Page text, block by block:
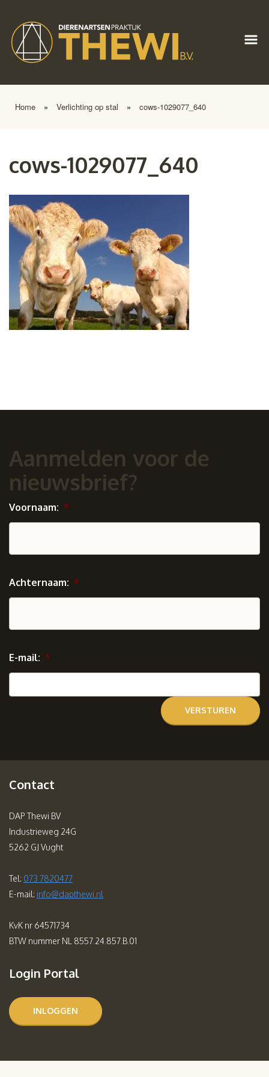
Home » Verlichting op stal » cows-1029077_640
cows-1029077_640
Aanmelden voor de
nieuwsbrief?
Voornaam: *
Achternaam: *
E-mail: *
Contact
DAP Thewi BV
Industrieweg 24G
5262 GJ Vught
Tel: 073 7820477
E-mail: info@dapthewi.nl
KvK nr 64571734
BTW nummer NL 8557.24.857.B.01
Login Portal
INLOGGEN